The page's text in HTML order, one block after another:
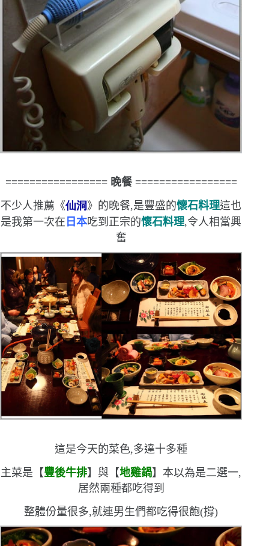
================= 晚餐=================
不少人推薦《仙洞》的晚餐,是豐盛的懷石料理這也
是我第一次在 日本吃到正宗的懷石料理,令人相當興
奮
這是今天的菜色,多達十多種
主菜是【豐後牛排】與【地雞鍋】 本以為是二選一,
居然兩種都吃得到
整體份量很多,就連男生們都吃得很飽(撐)